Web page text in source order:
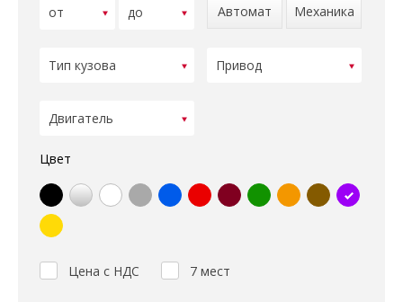
Автомат
Механика
Цвет
Цена с НДС 7 мест